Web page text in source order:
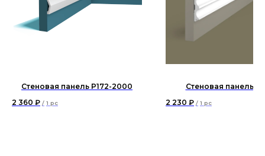
Стеновая панель P172-2000
2 360 ₽ / 1 pc
Стеновая панель
2 230 ₽ / 1 pc